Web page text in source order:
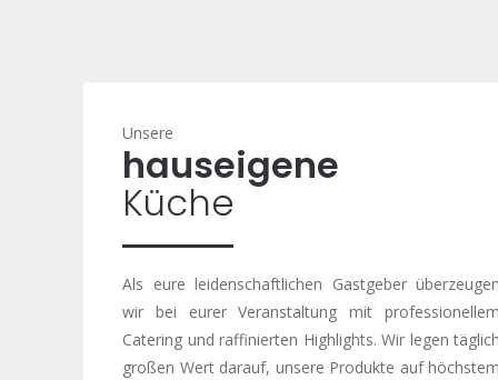
Unsere
hauseigene
Küche
Als eure leidenschaftlichen Gastgeber
wir bei eurer Veranstaltung mit
Catering und raffinierten Highlights. Wir legen
großen Wert darauf, unsere Produkte auf